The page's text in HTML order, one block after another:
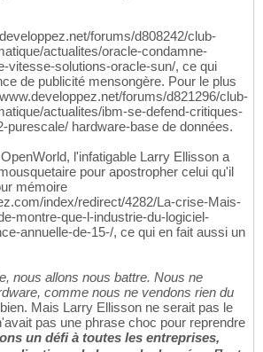
forums/d808242/club-
actualites/oracle-condamne-
vitesse-solutions-oracle-sun/, ce qui
de publicité mensongère. Pour le plus
forums/d821296/club-
actualites/ibm-se-defend-critiques-
purescale/ hardware-base de données.
l'infatigable Larry Ellisson a
pour apostropher celui qu'il
mémoire
index/redirect/4282/La-crise-Mais-
montre-que-l-industrie-du-logiciel-
annuelle-de-15-/, ce qui en fait aussi un
nous allons nous battre. Nous ne
comme nous ne vendons rien du
Mais Larry Ellisson ne serait pas le
pas une phrase choc pour reprendre
un défi à toutes les entreprises,